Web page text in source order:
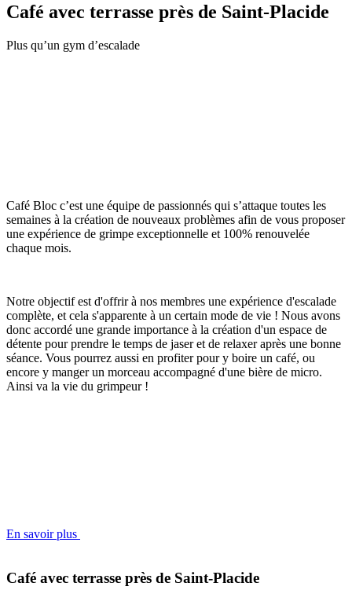
Café avec terrasse près de Saint‑Placide
Plus qu’un gym d’escalade
Café Bloc c’est une équipe de passionnés qui s’attaque toutes les
semaines à la création de nouveaux problèmes afin de vous proposer
une expérience de grimpe exceptionnelle et 100% renouvelée
chaque mois.
Notre objectif est d'offrir à nos membres une expérience d'escalade
complète, et cela s'apparente à un certain mode de vie ! Nous avons
donc accordé une grande importance à la création d'un espace de
détente pour prendre le temps de jaser et de relaxer après une bonne
séance. Vous pourrez aussi en profiter pour y boire un café, ou
encore y manger un morceau accompagné d'une bière de micro.
Ainsi va la vie du grimpeur !
En savoir plus
Café avec terrasse près de Saint‑Placide